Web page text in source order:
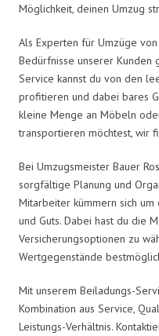
Möglichkeit, deinen Umzug
Als Experten für Umzüge
Bedürfnisse unserer Kunden
Service kannst du von den
profitieren und dabei bares
kleine Menge an Möbeln
transportieren möchtest, wir
Bei Umzugsmeister Bauer
sorgfältige Planung und
Mitarbeiter kümmern sich
und Guts. Dabei hast du die
Versicherungsoptionen zu
Wertgegenstände
Mit unserem Beiladungs-
Kombination aus Service,
Leistungs-Verhältnis.